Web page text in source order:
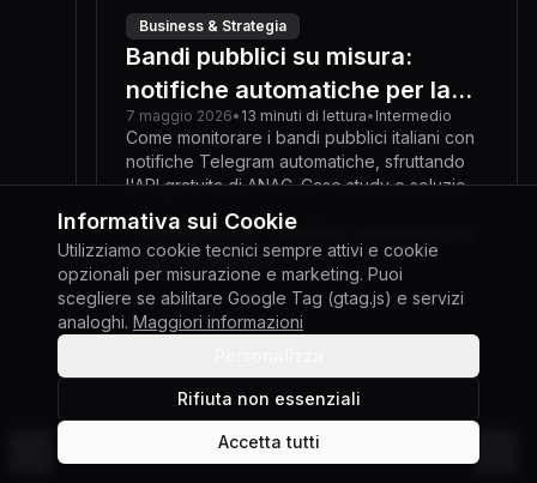
Cambia tema
Business & Strategia
Bandi pubblici su misura:
notifiche automatiche per la
tua azienda
7 maggio 2026• 13 minuti di lettura• Intermedio
Come monitorare i bandi pubblici italiani con
notifiche Telegram automatiche, sfruttando
l'API gratuita di ANAC. Case study e soluzione
su misura.
#bandi-pubblici #pubblica-amministrazione
api-development + 2
Business & Strategia
Il paradosso siciliano
dell'efficienza: Perché le PMI
Giuseppe Gabriele Di Chiara
Informativa sui Cookie
Utilizziamo cookie tecnici sempre attivi e cookie
opzionali per misurazione e marketing. Puoi
scegliere se abilitare Google Tag (gtag.js) e servizi
analoghi. Maggiori informazioni
Rifiuta non essenziali
Accetta tutti